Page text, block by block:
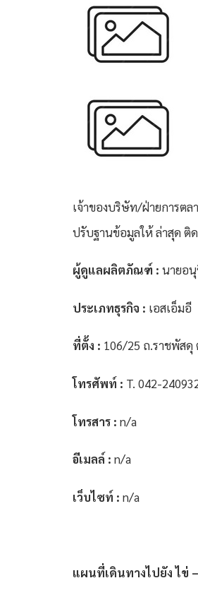
เจ้าของบริษัท/ฝ่ายการต
ปรับฐานข้อมูลให้ ล่าสุด ติ
ผู้ดูแลผลิตภัณฑ์ : นายอ
ประเภทธุรกิจ : เอสเอ็มอี
ที่ตั้ง : 106/25 ถ.ราชพัสดุ
โทรศัพท์ : T. 042-
โทรสาร : n/a
อีเมลล์ : n/a
เว็บไซท์ : n/a
แผนที่เดินทางไปยัง ไข่